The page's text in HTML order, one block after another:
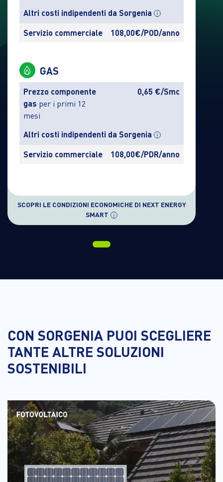
Altri costi indipendenti da Sorgenia
Servizio commerciale
108,00€/POD/anno
GAS
Prezzo componente
gas per i primi 12
mesi
0,65 €/Smc
Altri costi indipendenti da Sorgenia
Servizio commerciale
108,00€/PDR/anno
SCOPRI LE CONDIZIONI ECONOMICHE DI NEXT ENERGY
SMART
CON SORGENIA PUOI SCEGLIERE
TANTE ALTRE SOLUZIONI
SOSTENIBILI